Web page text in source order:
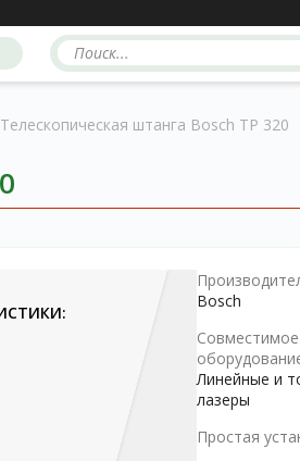
Телескопическая штанга Bosch TP 320
Bosch
Совместимое
Линейные и
лазеры
Простая